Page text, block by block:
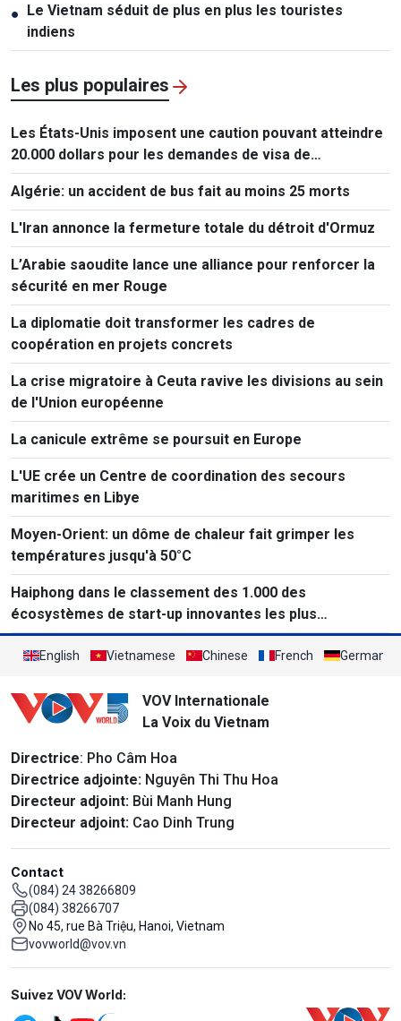
● Le Vietnam séduit de plus en plus les touristes
indiens
Les plus populaires
Les États-Unis imposent une caution pouvant atteindre
20.000 dollars pour les demandes de visa de
ressortissants de 50 pays
Algérie: un accident de bus fait au moins 25 morts
L'Iran annonce la fermeture totale du détroit d'Ormuz
L’Arabie saoudite lance une alliance pour renforcer la
sécurité en mer Rouge
La diplomatie doit transformer les cadres de
coopération en projets concrets
La crise migratoire à Ceuta ravive les divisions au sein
de l'Union européenne
La canicule extrême se poursuit en Europe
L'UE crée un Centre de coordination des secours
maritimes en Libye
Moyen-Orient: un dôme de chaleur fait grimper les
températures jusqu'à 50°C
Haiphong dans le classement des 1.000 des
écosystèmes de start-up innovantes les plus
performants au monde
English Vietnamese Chinese French German
VOV Internationale
La Voix du Vietnam
Directrice: Pho Câm Hoa
Directrice adjointe: Nguyên Thi Thu Hoa
Directeur adjoint: Bùi Manh Hung
Directeur adjoint: Cao Dinh Trung
Contact
(084) 24 38266809
(084) 38266707
No 45, rue Bà Triệu, Hanoi, Vietnam
vovworld@vov.vn
Mạng xã hội
Suivez VOV World: